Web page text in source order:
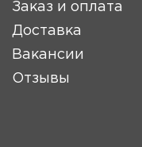
Заказ и оплата
Доставка
Вакансии
Отзывы